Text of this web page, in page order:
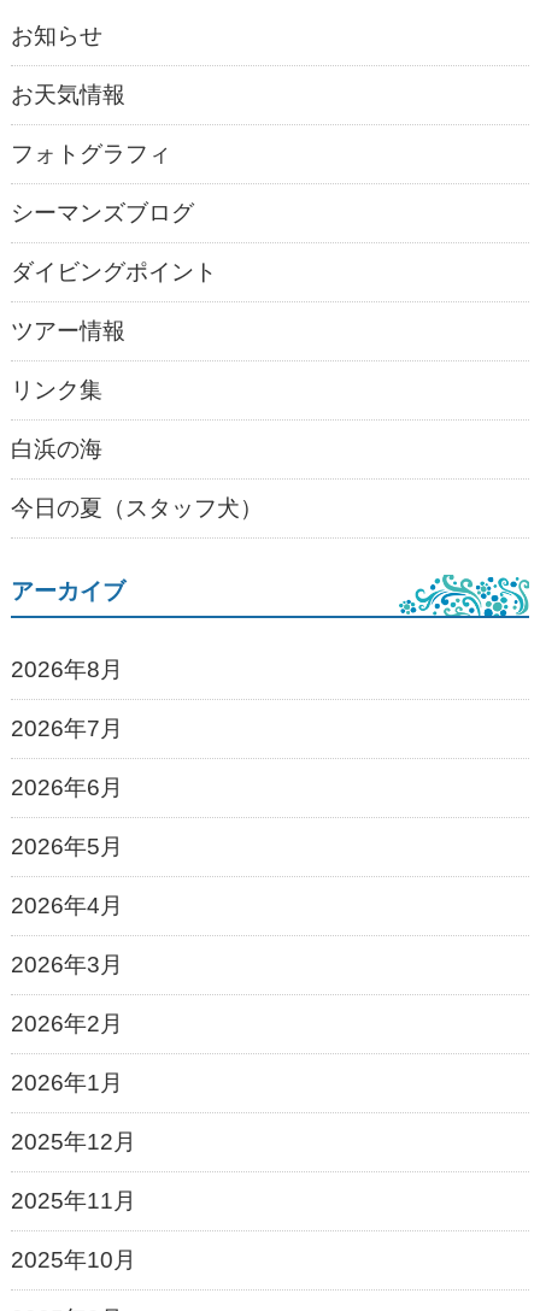
お知らせ
お天気情報
フォトグラフィ
シーマンズブログ
ダイビングポイント
ツアー情報
リンク集
白浜の海
今日の夏（スタッフ犬）
アーカイブ
2026年8月
2026年7月
2026年6月
2026年5月
2026年4月
2026年3月
2026年2月
2026年1月
2025年12月
2025年11月
2025年10月